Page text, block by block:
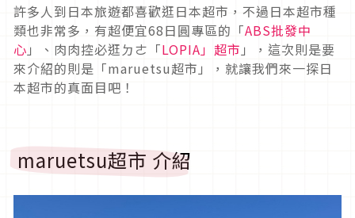
許多人到日本旅遊都喜歡逛日本超市，不過日本超市種
類也非常多，有超便宜68日圓專區的「ABS批發中
心 」、肉肉控必逛ㄉㄜ「LOPIA」超市 」，這次則是要
來介紹的則是「maruetsu超市」，就讓我們來一探日
本超市的真面目吧！
maruetsu超市 介紹